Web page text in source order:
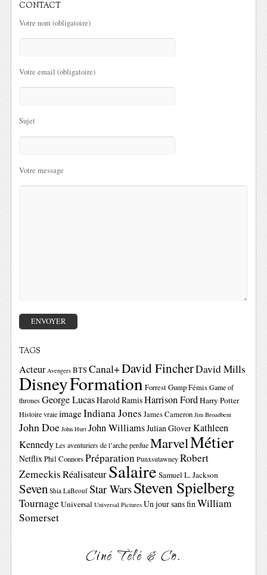
CONTACT
Votre nom (obligatoire)
Votre email (obligatoire)
Sujet
Votre message
TAGS
Acteur Avengers BTSCanal+David FincherDavid Mills
DisneyFormationForrest GumpFémis Game of
thrones George LucasHarold RamisHarrison FordHarry Potter
Histoire vraie imageIndiana Jones James Cameron Jim Broadbent
John Doe John Hurt John WilliamsJulian GloverKathleen
Kennedy Les aventuriers de l’arche perdue MarvelMétier
NetflixPhil ConnorsPréparation Punxsutawney Robert
ZemeckisRéalisateurSalaire Samuel L. Jackson
Seven Shia LaBeouf Star WarsSteven Spielberg
TournageUniversal Universal Pictures Un jour sans finWilliam
Somerset
Ciné Télé & Co.